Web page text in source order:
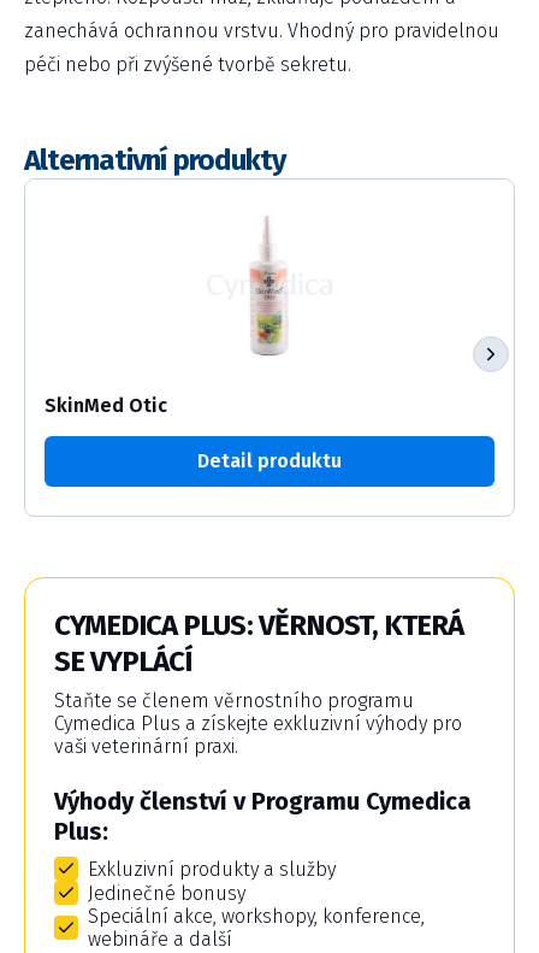
zanechává ochrannou vrstvu. Vhodný pro pravidelnou
péči nebo při zvýšené tvorbě sekretu.
Alternativní produkty
SkinMed Otic
Detail produktu
CYMEDICA PLUS: VĚRNOST, KTERÁ
SE VYPLÁCÍ
Staňte se členem věrnostního programu
Cymedica Plus a získejte exkluzivní výhody pro
vaši veterinární praxi.
Výhody členství v Programu Cymedica
Plus:
Exkluzivní produkty a služby
Jedinečné bonusy
Speciální akce, workshopy, konference,
webináře a další